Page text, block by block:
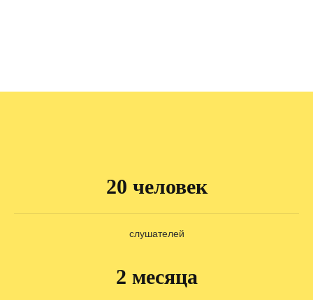
20 человек
слушателей
2 месяца